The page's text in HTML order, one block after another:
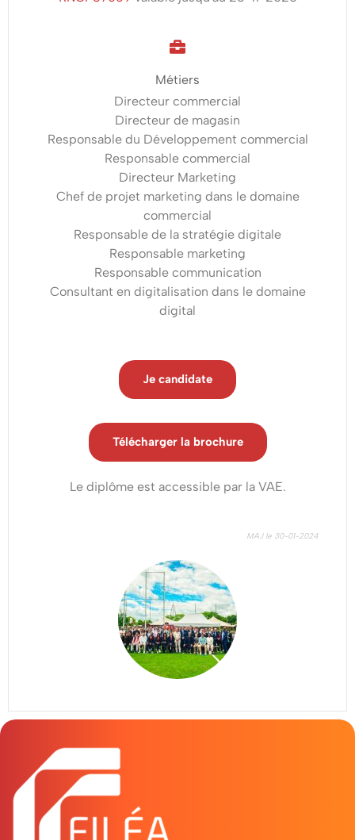
formation
Manager
Stratégie
d’Entreprise
stratégie
d’entreprise
Développer
accompagner
équipes
Contenu
Métiers
Directeur commercial
Directeur de magasin
Responsable du Développement commercial
Responsable commercial
Directeur Marketing
Chef de projet marketing dans le domaine
commercial
Responsable de la stratégie digitale
Responsable marketing
Responsable communication
Consultant en digitalisation dans le domaine
digital
Je candidate
Télécharger la brochure
Le diplôme est accessible par la VAE.
MAJ le 30-01-2024